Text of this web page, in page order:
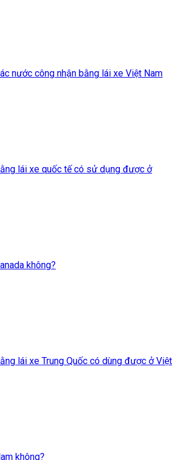
nước công nhận bằng lái xe Việt Nam
lái xe quốc tế có sử dụng được ở
không?
lái xe Trung Quốc có dùng được ở Việt
không?